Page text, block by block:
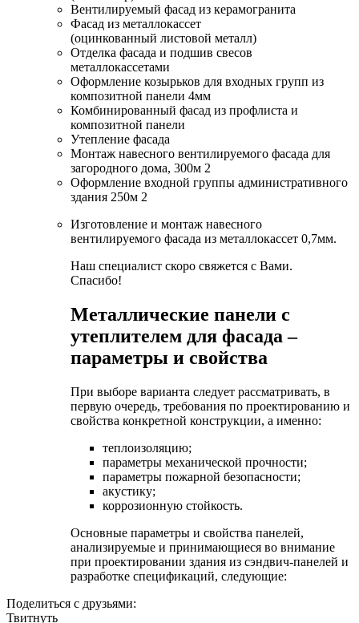
Вентилируемый фасад из керамогранита
Фасад из металлокассет
(оцинкованный листовой металл)
Отделка фасада и подшив свесов
металлокассетами
Оформление козырьков для входных групп из
композитной панели 4мм
Комбинированный фасад из профлиста и
композитной панели
Утепление фасада
Монтаж навесного вентилируемого фасада для
загородного дома, 300м 2
Оформление входной группы административного
здания 250м 2
Изготовление и монтаж навесного
вентилируемого фасада из металлокассет 0,7мм.
Наш специалист скоро свяжется с Вами.
Спасибо!
Металлические панели с
утеплителем для фасада –
параметры и свойства
При выборе варианта следует рассматривать, в
первую очередь, требования по проектированию и
свойства конкретной конструкции, а именно:
теплоизоляцию;
параметры механической прочности;
параметры пожарной безопасности;
акустику;
коррозионную стойкость.
Основные параметры и свойства панелей,
анализируемые и принимающиеся во внимание
при проектировании здания из сэндвич-панелей и
разработке спецификаций, следующие:
Поделиться с друзьями:
Твитнуть